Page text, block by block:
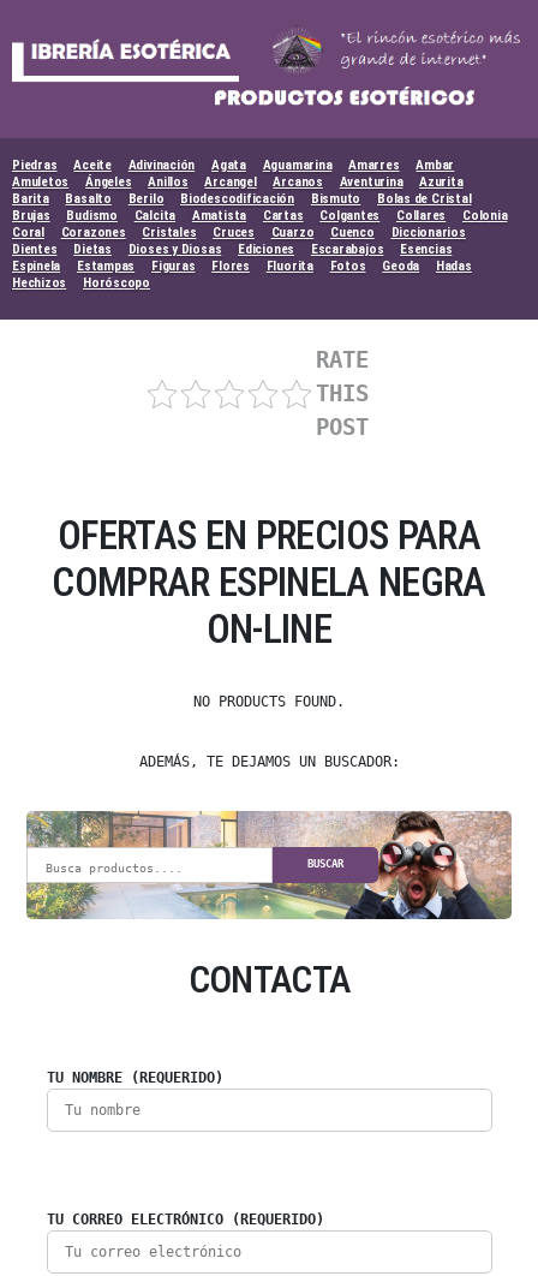
Piedras Aceite Adivinación Agata Aguamarina Amarres
Ambar
Amuletos
Ángeles Anillos Arcangel Arcanos Aventurina
Azurita
Barita
Basalto Berilo Biodescodificación Bismuto
Bolas de Cristal
Brujas
Budismo Calcita Amatista Cartas Colgantes Collares
Colonia
Coral
Corazones Cristales Cruces Cuarzo Cuenco
Diccionarios
Dientes
Dietas Dioses y Diosas Ediciones Escarabajos
Esencias
Espinela
Estampas Figuras Flores Fluorita Fotos Geoda
Hadas
Hechizos
Horóscopo
RATE
THIS
POST
OFERTAS EN PRECIOS PARA
COMPRAR ESPINELA NEGRA
ON-LINE
NO PRODUCTS FOUND.
ADEMÁS, TE DEJAMOS UN BUSCADOR:
BUSCAR
CONTACTA
TU NOMBRE (REQUERIDO)
TU CORREO ELECTRÓNICO (REQUERIDO)